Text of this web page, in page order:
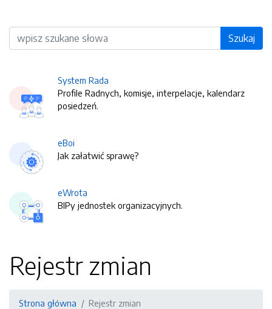
Wyszukiwarka Szukaj
System Rada
Profile Radnych, komisje, interpelacje, kalendarz
posiedzeń.
eBoi
Jak załatwić sprawę?
eWrota
BIPy jednostek organizacyjnych.
Rejestr zmian
Strona główna Rejestr zmian